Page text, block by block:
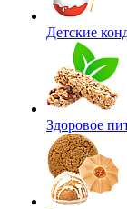
Детские
Здоровое